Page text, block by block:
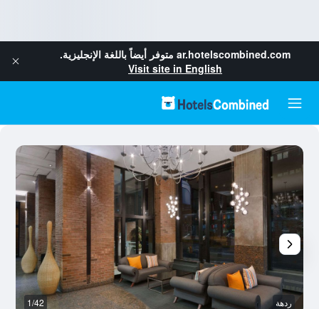
ar.hotelscombined.com متوفر أيضاً باللغة الإنجليزية.
Visit site in English
ردهة 1/42